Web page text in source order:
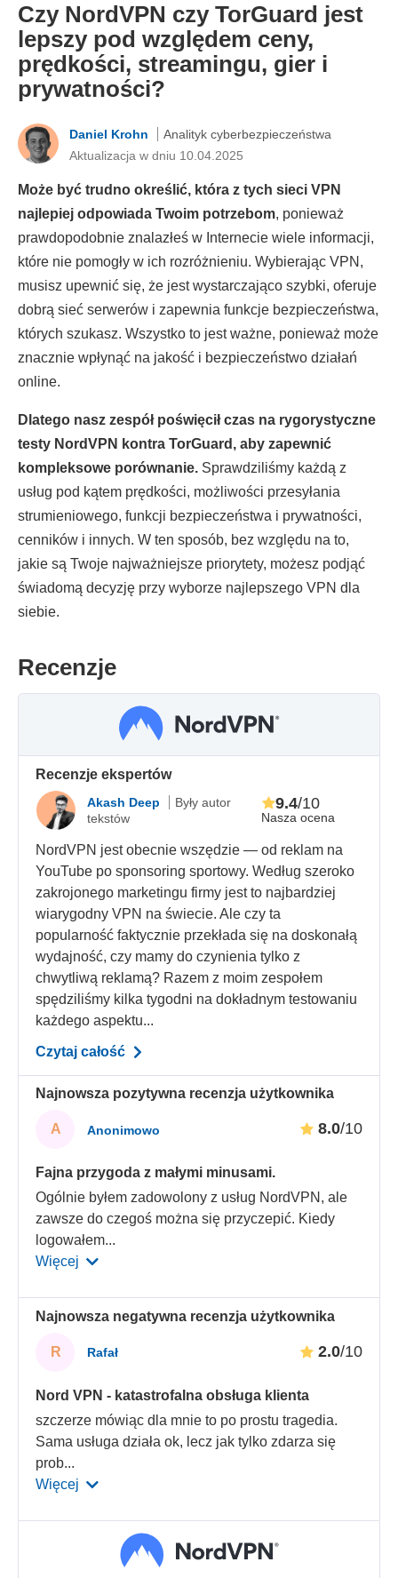
Czy NordVPN czy TorGuard jest
lepszy pod względem ceny,
prędkości, streamingu, gier i
prywatności?
Daniel Krohn
Analityk cyberbezpieczeństwa
Aktualizacja w dniu 10.04.2025
Może być trudno określić, która z tych sieci VPN
najlepiej odpowiada Twoim potrzebom, ponieważ
prawdopodobnie znalazłeś w Internecie wiele informacji,
które nie pomogły w ich rozróżnieniu. Wybierając VPN,
musisz upewnić się, że jest wystarczająco szybki, oferuje
dobrą sieć serwerów i zapewnia funkcje bezpieczeństwa,
których szukasz. Wszystko to jest ważne, ponieważ może
znacznie wpłynąć na jakość i bezpieczeństwo działań
online.
Dlatego nasz zespół poświęcił czas na rygorystyczne
testy NordVPN kontra TorGuard, aby zapewnić
kompleksowe porównanie. Sprawdziliśmy każdą z
usług pod kątem prędkości, możliwości przesyłania
strumieniowego, funkcji bezpieczeństwa i prywatności,
cenników i innych. W ten sposób, bez względu na to,
jakie są Twoje najważniejsze priorytety, możesz podjąć
świadomą decyzję przy wyborze najlepszego VPN dla
siebie.
Recenzje
Recenzje ekspertów
Akash Deep
Były autor
tekstów
Nasza ocena
9.4/10
NordVPN jest obecnie wszędzie — od reklam na
YouTube po sponsoring sportowy. Według szeroko
zakrojonego marketingu firmy jest to najbardziej
wiarygodny VPN na świecie. Ale czy ta
popularność faktycznie przekłada się na doskonałą
wydajność, czy mamy do czynienia tylko z
chwytliwą reklamą? Razem z moim zespołem
spędziliśmy kilka tygodni na dokładnym testowaniu
każdego aspektu...
Czytaj całość
Najnowsza pozytywna recenzja użytkownika
A Anonimowo 8.0/10
Fajna przygoda z małymi minusami.
Ogólnie byłem zadowolony z usług NordVPN, ale
zawsze do czegoś można się przyczepić. Kiedy
logowałem...
Więcej
Najnowsza negatywna recenzja użytkownika
R Rafał 2.0/10
Nord VPN - katastrofalna obsługa klienta
szczerze mówiąc dla mnie to po prostu tragedia.
Sama usługa działa ok, lecz jak tylko zdarza się
prob...
Więcej